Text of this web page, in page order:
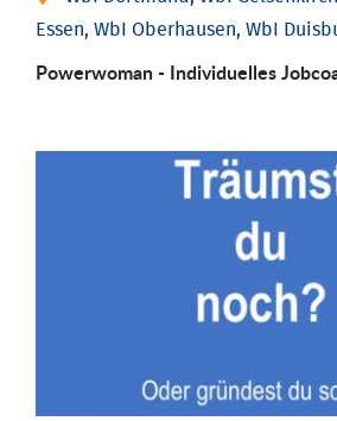
Essen, WbI Oberhausen, WbI
Powerwoman - Individu­elles